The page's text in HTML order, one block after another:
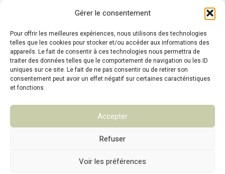
Gérer le consentement
Pour offrir les meilleures expériences, nous utilisons des technologies
telles que les cookies pour stocker et/ou accéder aux informations des
appareils. Le fait de consentir à ces technologies nous permettra de
traiter des données telles que le comportement de navigation ou les ID
uniques sur ce site. Le fait de ne pas consentir ou de retirer son
consentement peut avoir un effet négatif sur certaines caractéristiques
et fonctions.
Accepter
Refuser
Voir les préférences
Conditions Générales de Ventes
Mentions légales
Politique de confidentialité
woocommerce : Pointcom - Le Mans